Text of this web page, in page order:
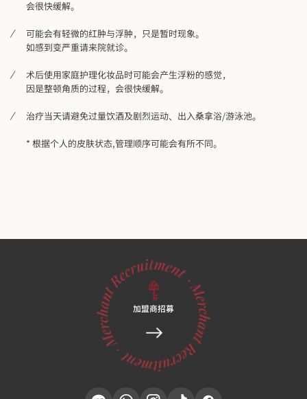
会很快缓解。
可能会有轻微的红肿与浮肿，只是暂时现象。
如感到变严重请来院就诊。
术后使用家庭护理化妆品时可能会产生浮粉的感觉，
因是整顿角质的过程，会很快缓解。
治疗当天请避免过量饮酒及剧烈运动、出入桑拿浴/游泳池。
* 根据个人的皮肤状态,管理顺序可能会有所不同。
加盟商招募